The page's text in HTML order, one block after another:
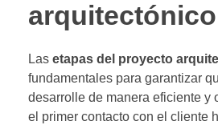
arquitectónico
Las etapas del proyecto
fundamentales para garantizar
desarrolle de manera eficiente y
el primer contacto con el cliente